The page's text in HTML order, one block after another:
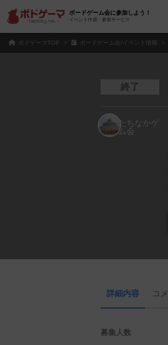
ボードゲーム会に参加しよう！
イベント作成・参加サービス
ボドゲーマTOP ボードゲーム会/イベント情報
終了
詳細内容 コ
募集人数